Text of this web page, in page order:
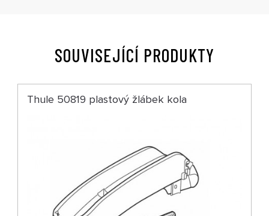
SOUVISEJÍCÍ PRODUKTY
Thule 50819 plastový žlábek kola